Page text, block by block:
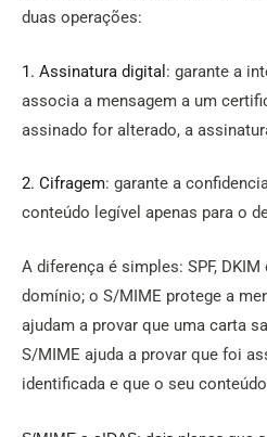
duas operações:
1. Assinatura digital : garante a
associa a mensagem a um
assinado for alterado, a
2. Cifragem: garante a
conteúdo legível apenas para o
A diferença é simples: SPF,
domínio; o S/MIME protege a
ajudam a provar que uma carta
S/MIME ajuda a provar que foi
identificada e que o seu